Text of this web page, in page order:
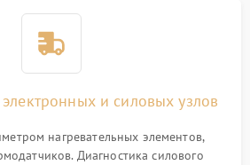
и силовых узлов
нагревательных элементов,
Диагностика силового